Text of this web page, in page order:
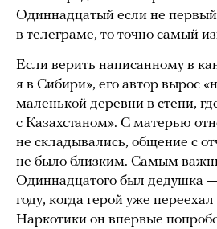
Одиннадцатый если не первый
в телеграме, то точно самый
Если верить написанному в
я в Сибири», его автор вырос
маленькой деревни в степи,
с Казахстаном». С матерью
не складывались, общение с
не было близким. Самым
Одиннадцатого был дедушка
году, когда герой уже
Наркотики он впервые